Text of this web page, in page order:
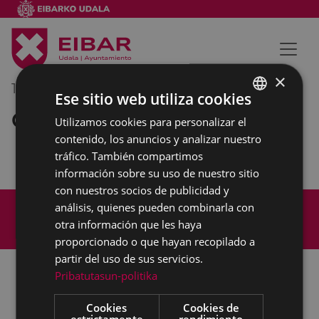
13/07/2023
Comisión de Deportes
Aviso legal
Política de cookies
Accesibilidad
BASQUE
SPANISH
×
Ese sitio web utiliza cookies
Utilizamos cookies para personalizar el
contenido, los anuncios y analizar nuestro
tráfico. También compartimos
información sobre su uso de nuestro sitio
con nuestros socios de publicidad y
análisis, quienes pueden combinarla con
otra información que les haya
proporcionado o que hayan recopilado a
partir del uso de sus servicios.
Pribatutasun-politika
Cookies
Cookies de